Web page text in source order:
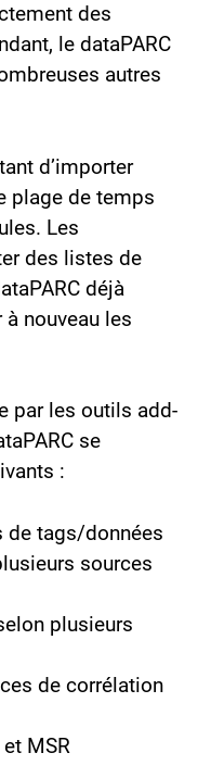
des
le dataPARC
autres
d’importer
plage de temps
Les
des listes de
déjà
nouveau les
par les outils add-
se
:
de tags/données
sources
plusieurs
de corrélation
MSR